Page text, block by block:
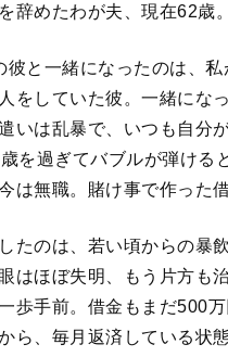
辞めたわが夫、現在62歳
彼と一緒になったのは、
をしていた彼。一緒にな
いは乱暴で、いつも自分
を過ぎてバブルが弾ける
は無職。賭け事で作った
たのは、若い頃からの暴
はほぼ失明、もう片方も
歩手前。借金もまだ500
ら、毎月返済している状態